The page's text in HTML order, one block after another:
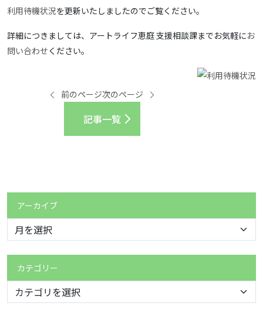
利用待機状況を更新いたしましたのでご覧ください。
詳細につきましては、アートライフ恵庭 支援相談課までお気軽にお
問い合わせ ください。
前のページ
記事一覧
次のページ
アーカイブ
カテゴリー